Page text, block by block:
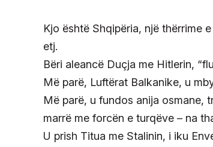
Kjo është Shqipëria, një thërrime
etj.
Bëri aleancë Duçja me Hitlerin,
Më parë, Luftërat Balkanike, u
Më parë, u fundos anija osmane,
marrë me forcën e turqëve – na
U prish Titua me Stalinin, i iku